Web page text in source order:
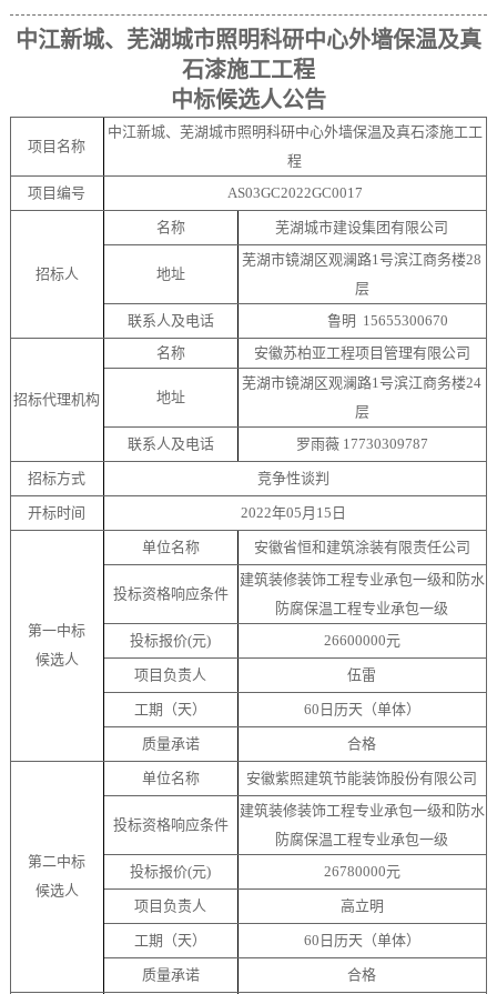
中江新城、芜湖城市照明科研中心外墙保温及真
石漆施工工程
中标候选人公告
项目 名称
中江新城、芜湖城市照明科研中心外墙保温及真石漆施工工
程
项目编号
AS03GC2022GC0017
招标人
名称 芜湖城市建设集团有限公司
地址
芜湖市镜湖区观澜路1号滨江商务楼28
层
联系人及电话
鲁明 15655300670
招标代理机构
名称 安徽苏柏亚工程项目管理有限公司
地址
芜湖市镜湖区观澜路1号滨江商务楼24
层
联系人及电话
罗雨薇 17730309787
招标方式 竞争性谈判
开标时间 2022年05月 15 日
第一中标
候选人
单位名称 安徽省恒和建筑涂装有限责任公司
投标资格响应条件
建筑装修装饰工程专业承包一级和防水
防腐保温工程专业承包一级
投标报价(元) 26600000元
项目负责人 伍雷
工期（天） 60日历天（单体）
质量承诺 合格
第二中标
候选人
单位名称 安徽紫照建筑节能装饰股份有限公司
投标资格响应条件
建筑装修装饰工程专业承包一级和防水
防腐保温工程专业承包一级
投标报价(元) 26780000元
项目负责人 高立明
工期（天） 60日历天（单体）
质量承诺 合格